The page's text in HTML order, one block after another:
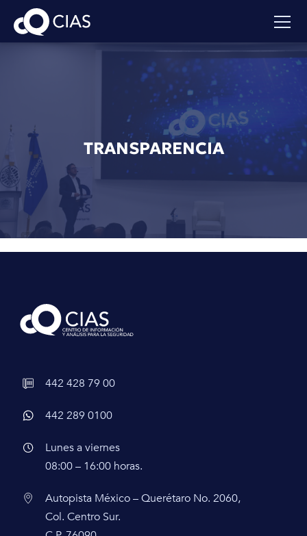
TRANSPARENCIA
442 428 79 00
442 289 0100
Lunes a viernes
08:00 – 16:00 horas.
Autopista México – Querétaro No. 2060,
Col. Centro Sur.